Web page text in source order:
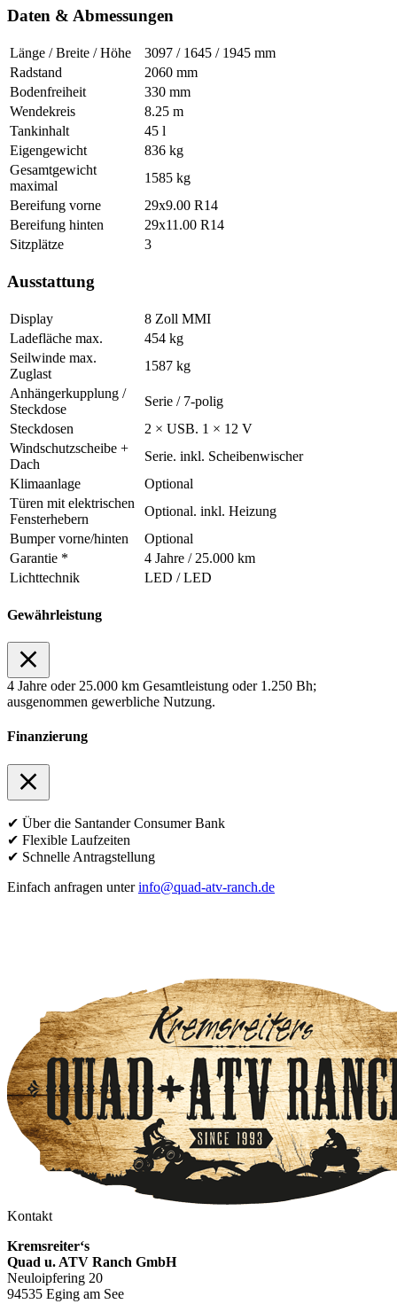
Daten & Abmessungen
Länge / Breite / Höhe
3097 / 1645 / 1945 mm
Radstand
2060 mm
Bodenfreiheit
330 mm
Wendekreis
8.25 m
Tankinhalt
45 l
Eigengewicht
836 kg
Gesamtgewicht
maximal
1585 kg
Bereifung vorne
29x9.00 R14
Bereifung hinten
29x11.00 R14
Sitzplätze
3
Ausstattung
Display
8 Zoll MMI
Ladefläche max.
454 kg
Seilwinde max.
Zuglast
1587 kg
Anhängerkupplung /
Steckdose
Serie / 7-polig
Steckdosen
2 × USB. 1 × 12 V
Windschutzscheibe +
Dach
Serie. inkl. Scheibenwischer
Klimaanlage
Optional
Türen mit elektrischen
Fensterhebern
Optional. inkl. Heizung
Bumper vorne/hinten
Optional
Garantie *
4 Jahre / 25.000 km
Lichttechnik
LED / LED
Gewährleistung
4 Jahre oder 25.000 km Gesamtleistung oder 1.250 Bh;
ausgenommen gewerbliche Nutzung.
Finanzierung
✔ Über die Santander Consumer Bank
✔ Flexible Laufzeiten
✔ Schnelle Antragstellung
Einfach anfragen unterinfo@quad-atv-ranch.de
Kontakt
Kremsreiter‘s
Quad u. ATV Ranch GmbH
Neuloipfering 20
94535 Eging am See